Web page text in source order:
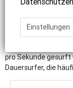
Ratgeber
News
News
Laufzeitangebot
Flatrate, einer
pro Sekunde
Dauersurfer, die
Einstellungen